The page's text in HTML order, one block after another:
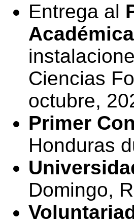
Entrega al
Ciencias
octubre,
Primer
Honduras
Domingo,